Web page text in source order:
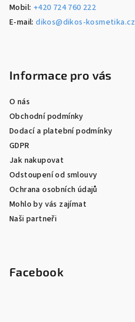
Mobil: +420 724 760 222
E-mail:dikos@dikos-kosmetika.cz
Informace pro vás
O nás
Obchodní podmínky
Dodací a platební podmínky
GDPR
Jak nakupovat
Odstoupení od smlouvy
Ochrana osobních údajů
Mohlo by vás zajímat
Naši partneři
Facebook